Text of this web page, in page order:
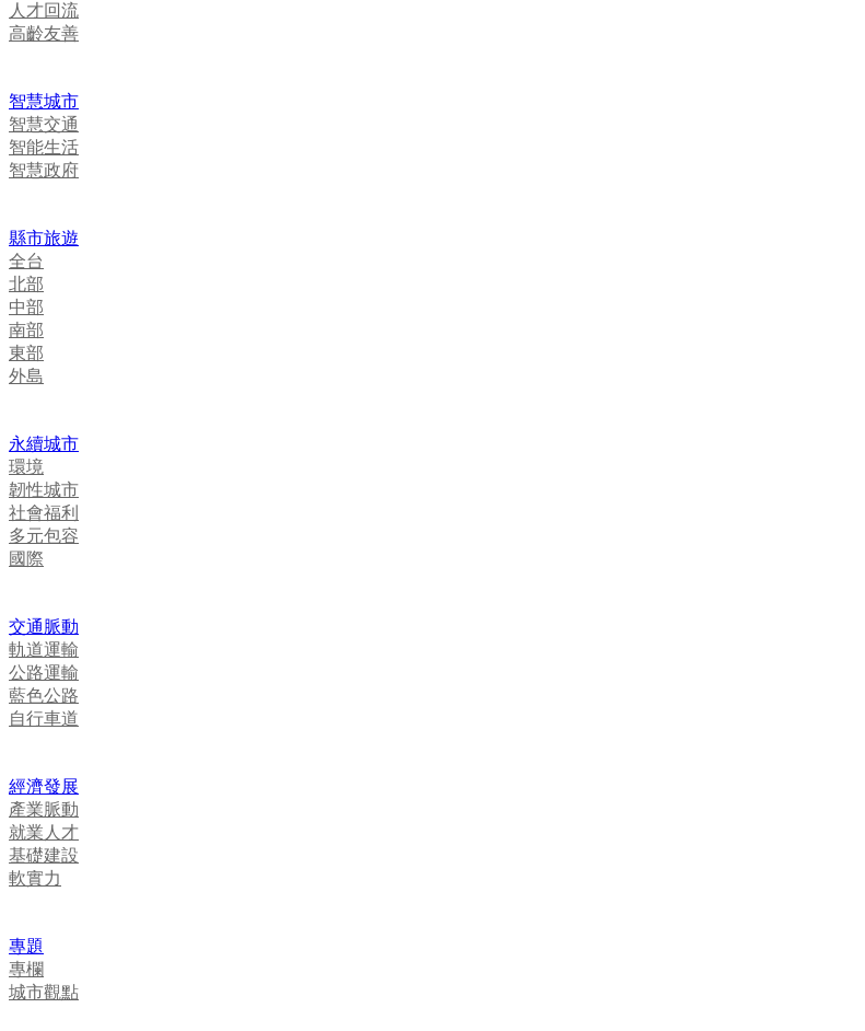
人才回流
高齡友善
智慧城市
智慧交通
智能生活
智慧政府
縣市旅遊
全台
北部
中部
南部
東部
外島
永續城市
環境
韌性城市
社會福利
多元包容
國際
交通脈動
軌道運輸
公路運輸
藍色公路
自行車道
經濟發展
產業脈動
就業人才
基礎建設
軟實力
專題
專欄
城市觀點